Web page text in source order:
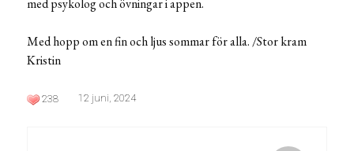
med psykolog och övningar i appen.
Med hopp om en fin och ljus sommar för alla. /Stor kram
Kristin
238 12 juni, 2024